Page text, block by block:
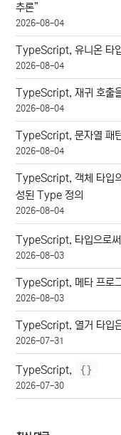
추론”
2026-08-04
TypeScript, 유니온 타
2026-08-04
TypeScript, 재귀 호출
2026-08-04
TypeScript, 문자열 패
2026-08-04
TypeScript, 객체 타입
성된 Type 정의
2026-08-04
TypeScript, 타입으로써
2026-08-03
TypeScript, 메타 프로
2026-08-03
TypeScript, 열거 타입
2026-07-31
TypeScript, {}
2026-07-30